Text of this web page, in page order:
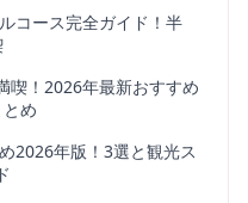
コース完全ガイド！半
喫！2026年最新おすすめ
め
2026年版！3選と観光ス